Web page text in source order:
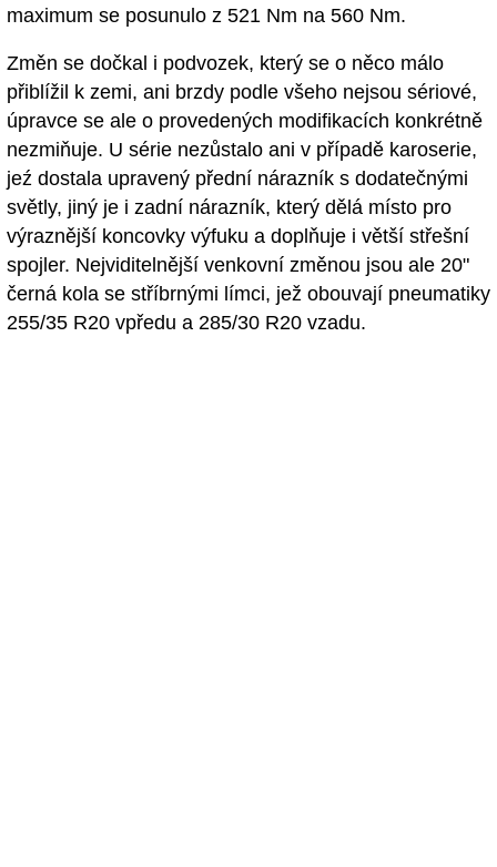
maximum se posunulo z 521 Nm na 560 Nm.
Změn se dočkal i podvozek, který se o něco málo
přiblížil k zemi, ani brzdy podle všeho nejsou sériové,
úpravce se ale o provedených modifikacích konkrétně
nezmiňuje. U série nezůstalo ani v případě karoserie,
jeź dostala upravený přední nárazník s dodatečnými
světly, jiný je i zadní nárazník, který dělá místo pro
výraznější koncovky výfuku a doplňuje i větší střešní
spojler. Nejviditelnější venkovní změnou jsou ale 20"
černá kola se stříbrnými límci, jež obouvají pneumatiky
255/35 R20 vpředu a 285/30 R20 vzadu.